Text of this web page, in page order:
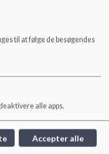
til at følge de besøgendes
alle apps.
Accepter alle